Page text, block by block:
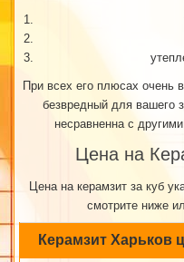
При всех его плюсах очень
безвредный для вашего
несравненна с
Цена на
Цена на керамзит за куб
смотрите ниже
Керамзит Харьков